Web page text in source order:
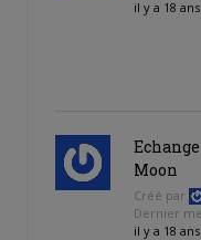
il y a 18
Moon
Créé par
Dernier
il y a 18